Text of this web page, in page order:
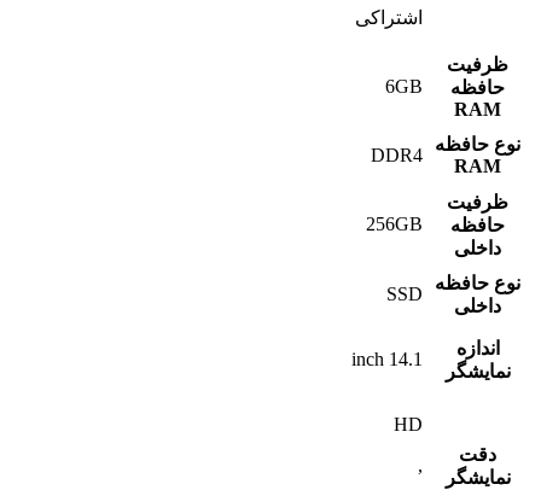
اشتراکی
ظرفیت
حافظه
RAM
6GB
نوع حافظه
RAM
DDR4
ظرفیت
حافظه
داخلی
256GB
نوع حافظه
داخلی
SSD
اندازه
نمایشگر
14.1 inch
دقت
نمایشگر
HD
,